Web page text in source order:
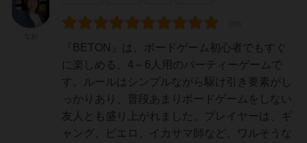
『BETON』は、ボードゲーム初心者でもすぐ
に楽しめる、4～6人用のパーティーゲームで
す。ルールはシンプルながら駆け引き要素がし
っかりあり、普段あまりボードゲームをしない
友人とも盛り上がれました。プレイヤーは、ギ
ャング、ピエロ、イカサマ師など、ワルそうな